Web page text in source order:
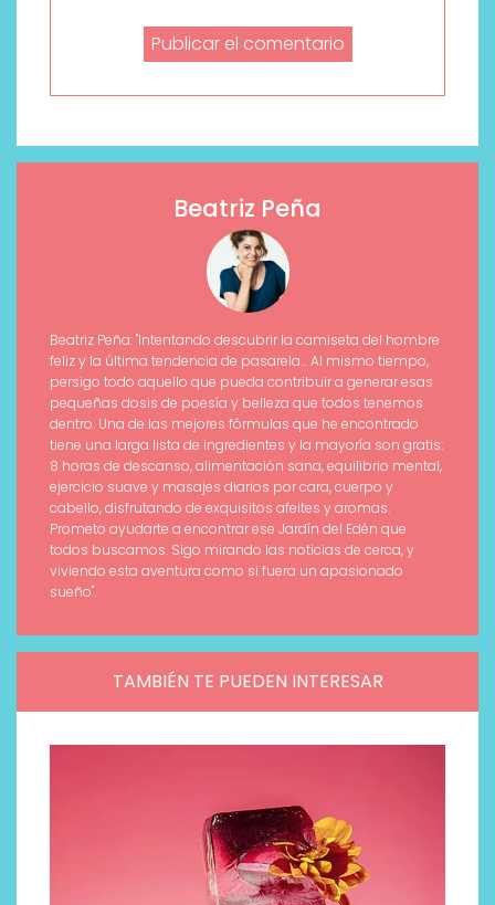
Beatriz Peña
Beatriz Peña: "Intentando descubrir la camiseta del hombre
feliz y la última tendencia de pasarela... Al mismo tiempo,
persigo todo aquello que pueda contribuir a generar esas
pequeñas dosis de poesía y belleza que todos tenemos
dentro. Una de las mejores fórmulas que he encontrado
tiene una larga lista de ingredientes y la mayoría son gratis:
8 horas de descanso, alimentación sana, equilibrio mental,
ejercicio suave y masajes diarios por cara, cuerpo y
cabello, disfrutando de exquisitos afeites y aromas.
Prometo ayudarte a encontrar ese Jardín del Edén que
todos buscamos. Sigo mirando las noticias de cerca, y
viviendo esta aventura como si fuera un apasionado
sueño".
TAMBIÉN TE PUEDEN INTERESAR